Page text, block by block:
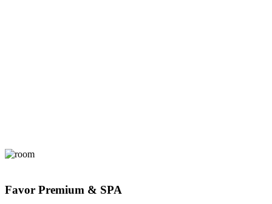
Favor Premium & SPA